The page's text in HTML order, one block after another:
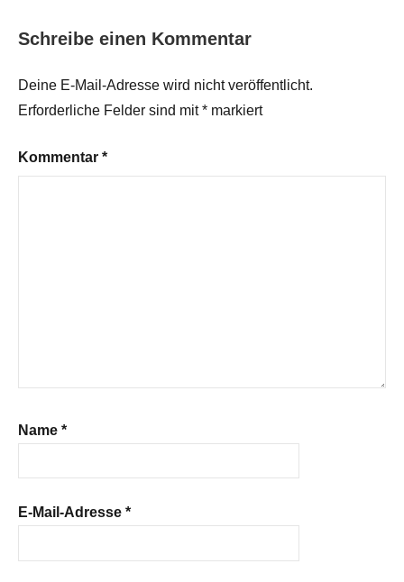
Schreibe einen Kommentar
Deine E-Mail-Adresse wird nicht veröffentlicht.
Erforderliche Felder sind mit* markiert
Kommentar *
Name *
E-Mail-Adresse *